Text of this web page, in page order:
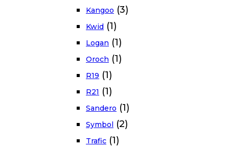
Kangoo (3)
Kwid (1)
Logan (1)
Oroch (1)
R19 (1)
R21 (1)
Sandero (1)
Symbol (2)
Trafic (1)